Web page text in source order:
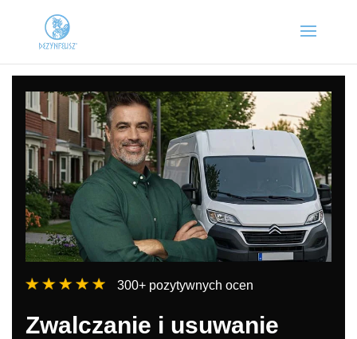
300+ pozytywnych ocen
Zwalczanie i usuwanie